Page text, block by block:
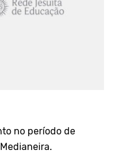
no período de